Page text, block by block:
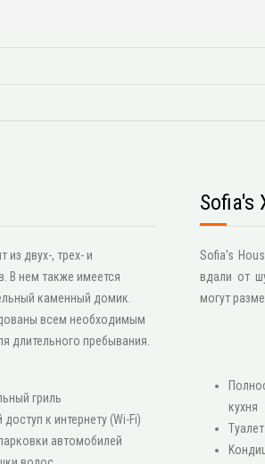
из двух-, трех- и
В нем также имеется
каменный домик.
всем необходимым
длительного пребывания.
гриль
к интернету (Wi-Fi)
автомобилей
Sofia's
Sofia's
вдали от
могут
кухня